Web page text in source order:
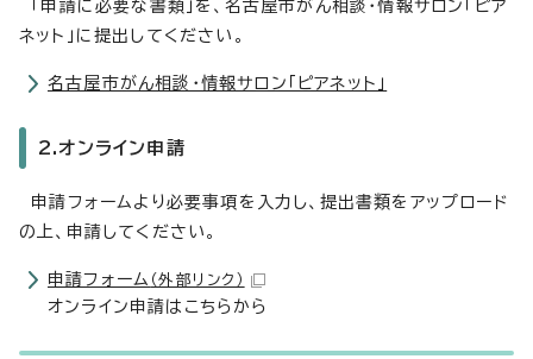
「申請に必要な書類」を、名古屋市がん相談・情報サロン「ピア
ネット」に提出してください。
名古屋市がん相談・情報サロン「ピアネット」
2.オンライン申請
申請フォームより必要事項を入力し、提出書類をアップロード
の上、申請してください。
申請フォーム （外部リンク）
オンライン申請はこちらから